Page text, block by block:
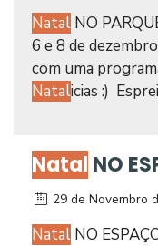
Natal NO
6 e 8 de
com uma
Natalicias :)
Natal NO
29 de Novembro
Natal NO